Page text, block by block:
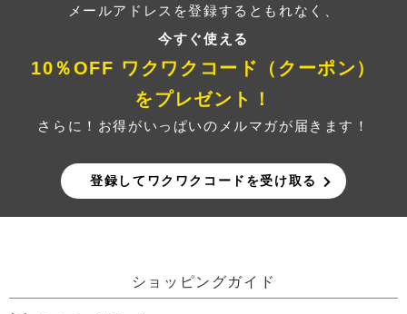
メールアドレスを登録するともれなく、
今すぐ使える
10％OFF ワクワクコード（クーポン）
をプレゼント！
さらに！お得がいっぱいのメルマガが届きます！
登録してワクワクコードを受け取る
ショッピングガイド